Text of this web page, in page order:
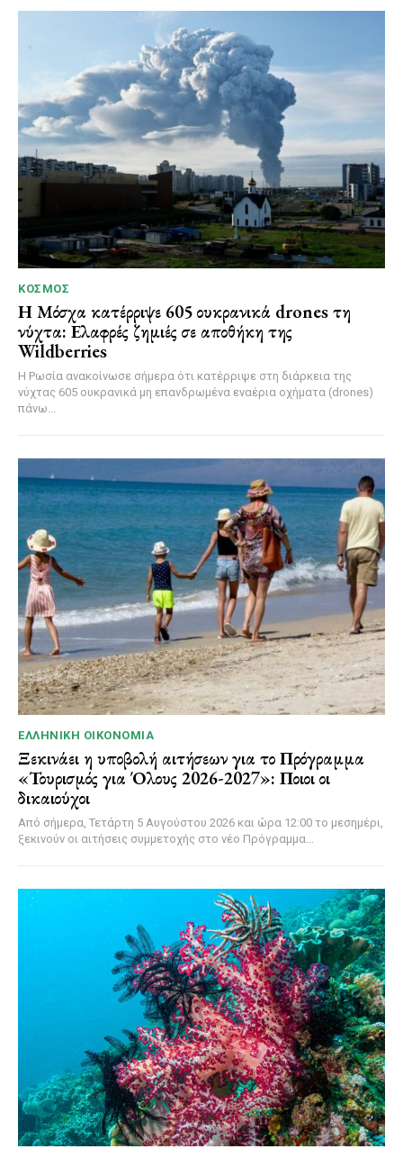
ΚΌΣΜΟΣ
Η Μόσχα κατέρριψε 605 ουκρανικά drones τη
νύχτα: Ελαφρές ζημιές σε αποθήκη της
Wildberries
Η Ρωσία ανακοίνωσε σήμερα ότι κατέρριψε στη διάρκεια της
νύχτας 605 ουκρανικά μη επανδρωμένα εναέρια οχήματα (drones)
πάνω...
ΕΛΛΗΝΙΚΉ ΟΙΚΟΝΟΜΊΑ
Ξεκινάει η υποβολή αιτήσεων για το Πρόγραμμα
«Τουρισμός για Όλους 2026-2027»: Ποιοι οι
δικαιούχοι
Από σήμερα, Τετάρτη 5 Αυγούστου 2026 και ώρα 12:00 το μεσημέρι,
ξεκινούν οι αιτήσεις συμμετοχής στο νέο Πρόγραμμα...